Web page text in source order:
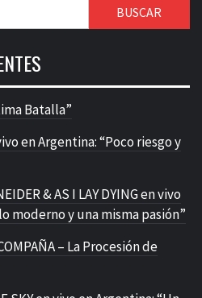
Batalla”
en Argentina: “Poco riesgo y
& AS I LAY DYING en vivo
moderno y una misma pasión”
– La Procesión de